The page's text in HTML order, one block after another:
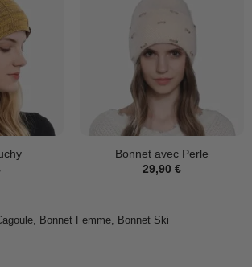
Bonnet avec Perle
29,90 €
, Bonnet Femme, Bonnet Ski